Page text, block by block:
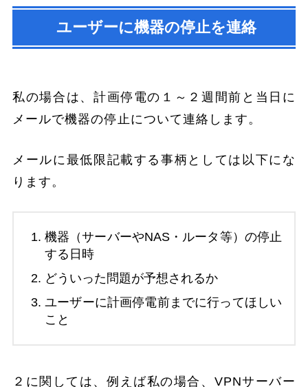
ユーザーに機器の停止を連絡
私の場合は、計画停電の１～２週間前と当日に
メールで機器の停止について連絡します。
メールに最低限記載する事柄としては以下にな
ります。
機器（サーバーやNAS・ルータ等）の停止
する日時
どういった問題が予想されるか
ユーザーに計画停電前までに行ってほしい
こと
２に関しては、例えば私の場合、VPNサーバー